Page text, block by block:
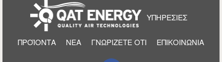
ΑΡΧΙΚΉ ΥΠΗΡΕΣΊΕΣ
ΠΡΟΪΌΝΤΑ ΝΈΑ ΓΝΩΡΊΖΕΤΕ ΌΤΙ ΕΠΙΚΟΙΝΩΝΊΑ